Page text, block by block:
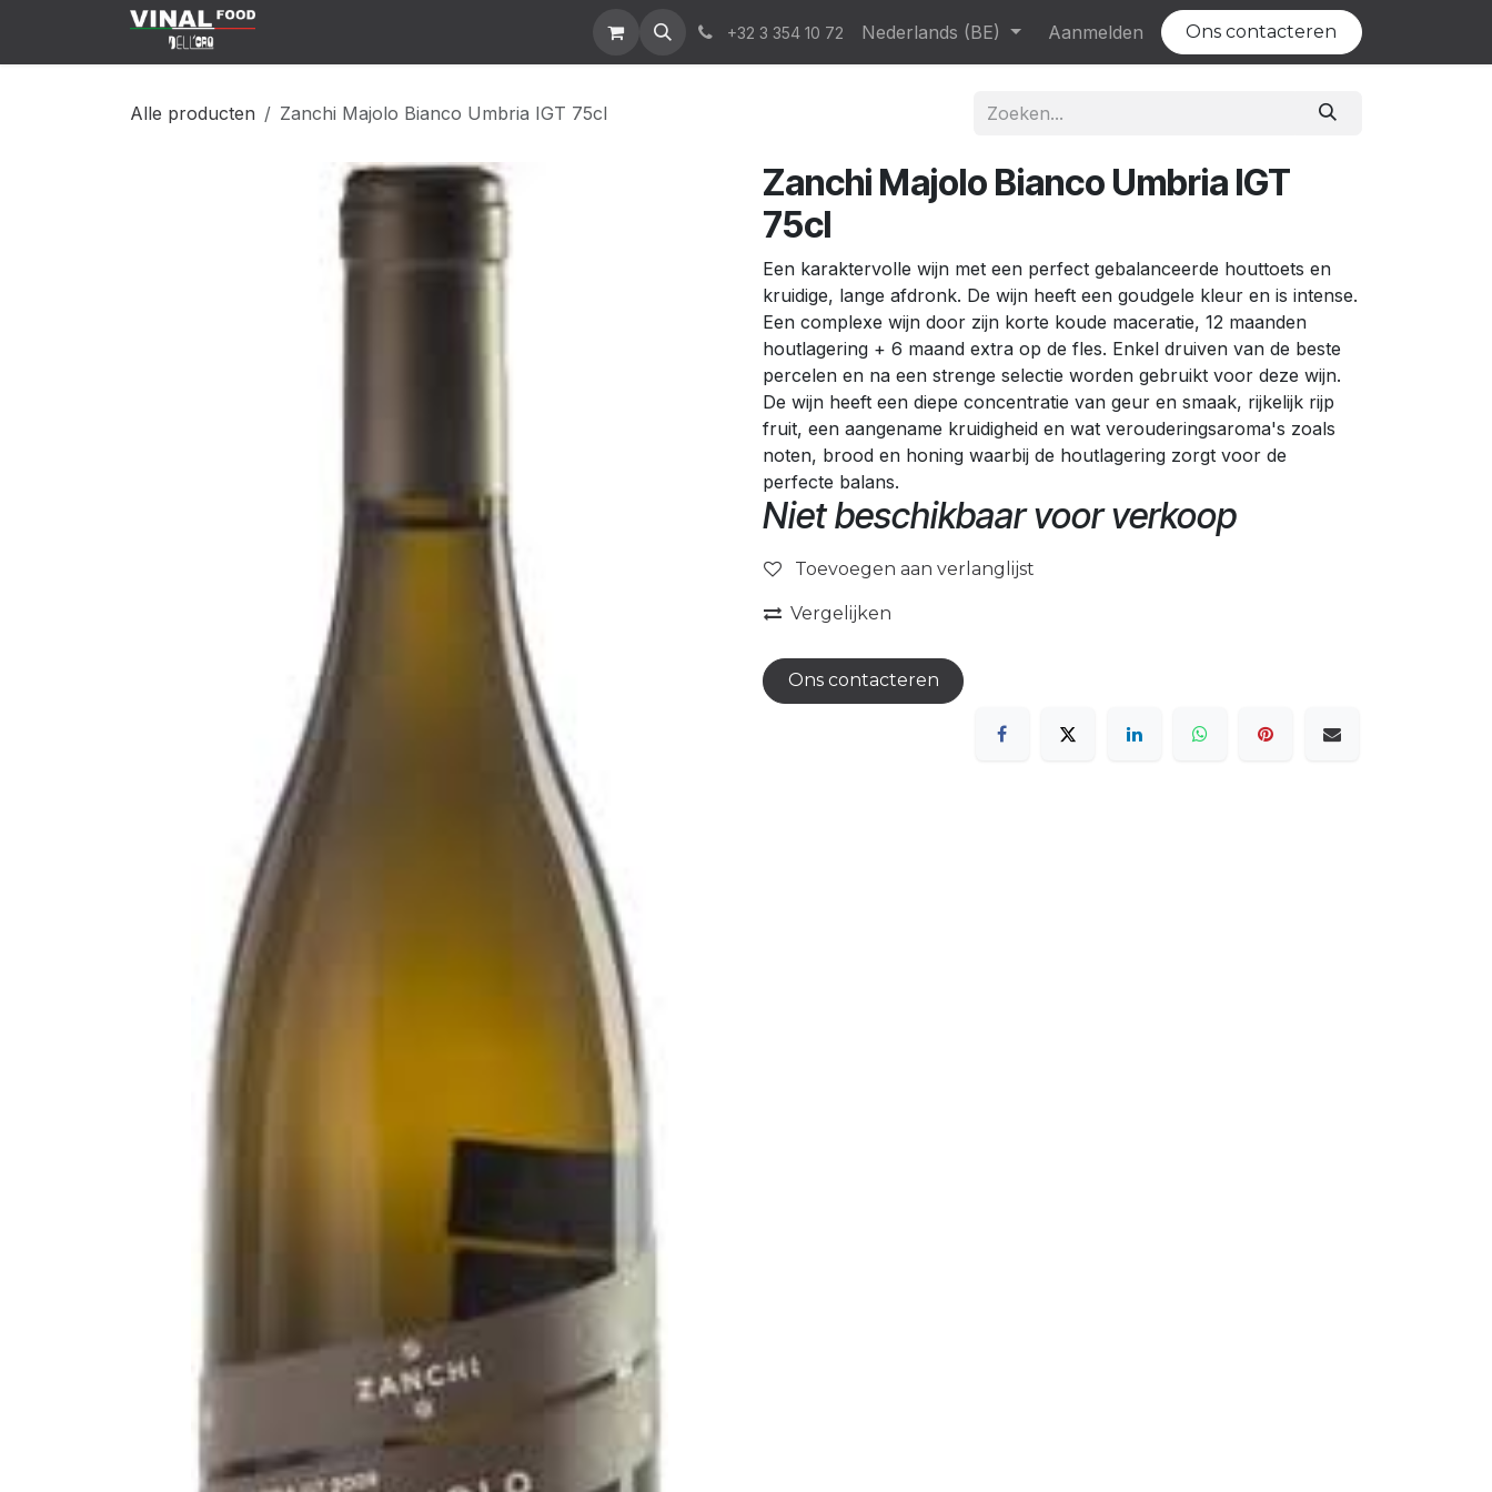
Overslaan naar inhoud
News & Events Who We Are Contact Help Evenementen Vacatures
+32 3 354 10 72 Nederlands (BE) Aanmelden Ons contacteren
Alle producten Zanchi Majolo Bianco Umbria IGT 75cl
Zanchi Majolo Bianco Umbria IGT
75cl
Een karaktervolle wijn met een perfect gebalanceerde houttoets en
kruidige, lange afdronk. De wijn heeft een goudgele kleur en is intense.
Een complexe wijn door zijn korte koude maceratie, 12 maanden
houtlagering + 6 maand extra op de fles. Enkel druiven van de beste
percelen en na een strenge selectie worden gebruikt voor deze wijn.
De wijn heeft een diepe concentratie van geur en smaak, rijkelijk rijp
fruit, een aangename kruidigheid en wat verouderingsaroma's zoals
noten, brood en honing waarbij de houtlagering zorgt voor de
perfecte balans.
Niet beschikbaar voor verkoop
Toevoegen aan verlanglijst
Vergelijken
Ons contacteren